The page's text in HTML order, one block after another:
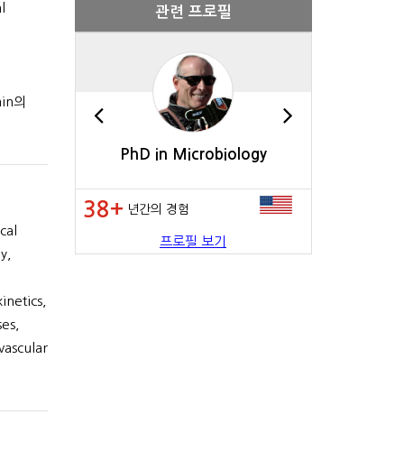
의
관련 프로필
PhD in Microbiology
38+ 년간의 경험
프로필 보기